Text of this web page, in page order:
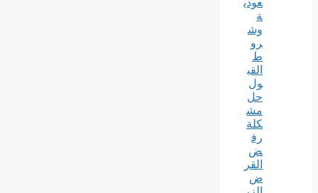
ة
وش
رو
ط
القب
ول
حل
مش
كلة
رف
ض
القر
ض